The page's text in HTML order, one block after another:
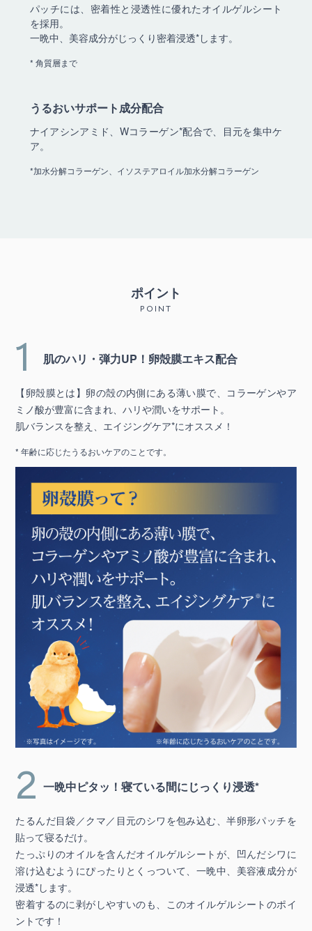
パッチには、密着性と浸透性に優れたオイルゲルシート
を採用。
一晩中、美容成分がじっくり密着浸透*します。
* 角質層まで
うるおいサポート成分配合
ナイアシンアミド、Wコラーゲン*配合で、目元を集中ケ
ア。
*加水分解コラーゲン、イソステアロイル加水分解コラーゲン
ポイント
POINT
1 肌のハリ・弾力UP！卵殻膜エキス配合
【卵殻膜とは】卵の殻の内側にある薄い膜で、コラーゲンやア
ミノ酸が豊富に含まれ、ハリや潤いをサポート。
肌バランスを整え、エイジングケア*にオススメ！
* 年齢に応じたうるおいケアのことです。
2 一晩中ピタッ！寝ている間にじっくり浸透*
たるんだ目袋／クマ／目元のシワを包み込む、半卵形パッチを
貼って寝るだけ。
たっぷりのオイルを含んだオイルゲルシートが、凹んだシワに
溶け込むようにぴったりとくっついて、一晩中、美容液成分が
浸透*します。
密着するのに剥がしやすいのも、このオイルゲルシートのポイ
ントです！